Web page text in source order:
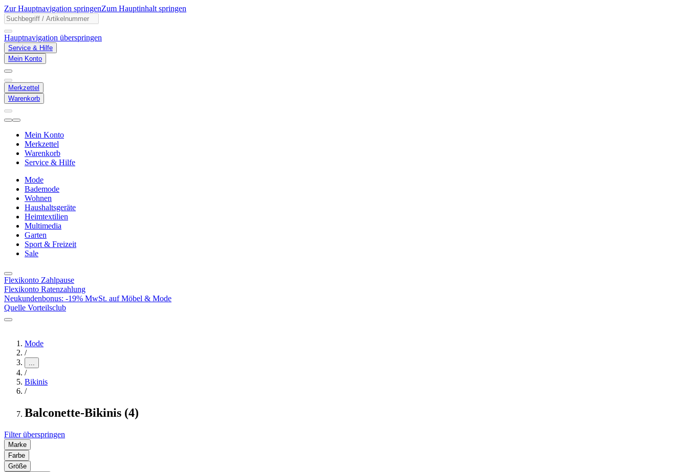
Zur Hauptnavigation springenZum Hauptinhalt springen
Hauptnavigation überspringen
Service & Hilfe
Mein Konto
Merkzettel
Warenkorb
Mein Konto
Merkzettel
Warenkorb
Service & Hilfe
Mode
Bademode
Wohnen
Haushaltsgeräte
Heimtextilien
Multimedia
Garten
Sport & Freizeit
Sale
Flexikonto Zahlpause
Flexikonto Ratenzahlung
Neukundenbonus: -19% MwSt. auf Möbel & Mode
Quelle Vorteilsclub
Mode
/
...
/
Bikinis
/
Balconette-Bikinis (4)
Filter überspringen
Marke
Farbe
Größe